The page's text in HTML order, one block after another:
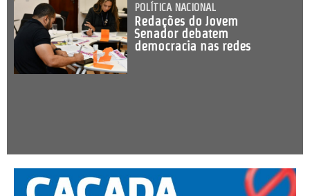
POLÍTICA NACIONAL
Redações do Jovem
Senador debatem
democracia nas redes